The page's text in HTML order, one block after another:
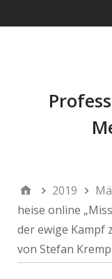
2019
heise online
der ewige Kampf
von Stefan